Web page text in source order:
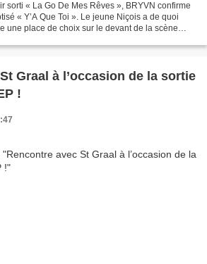
sorti « La Go De Mes Rêves », BRYVN confirme
« Y’A Que Toi ». Le jeune Niçois a de quoi
une place de choix sur le devant de la scène
Graal à l’occasion de la sortie
!